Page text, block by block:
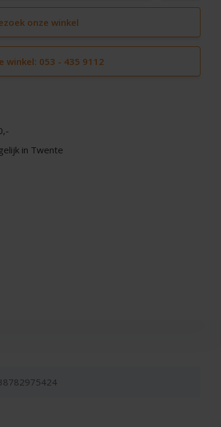
onze winkel
winkel: 053 - 435 9112
in Twente